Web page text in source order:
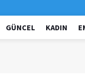
GÜNCEL KADIN